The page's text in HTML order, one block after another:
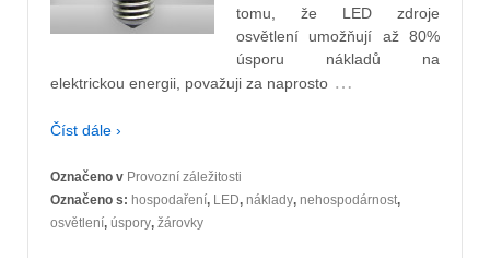
tomu, že LED zdroje
osvětlení umožňují až 80%
úsporu nákladů na
elektrickou energii, považuji za naprosto …
Číst dále ›
Označeno v Provozní záležitosti
Označeno s: hospodaření, LED, náklady, nehospodárnost,
osvětlení, úspory, žárovky